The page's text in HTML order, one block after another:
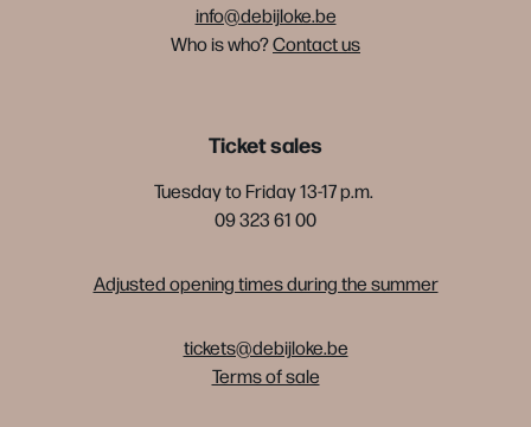
info@debijloke.be
Who is who?Contact us
Ticket sales
Tuesday to Friday 13-17 p.m.
09 323 61 00
Adjusted opening times during the summer
tickets@debijloke.be
Terms of sale